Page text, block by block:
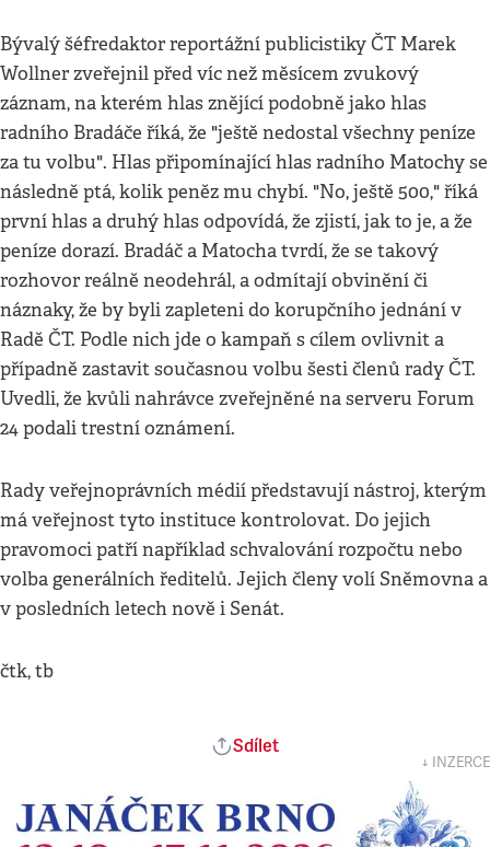
Bývalý šéfredaktor reportážní publicistiky ČT Marek
Wollner zveřejnil před víc než měsícem zvukový
záznam, na kterém hlas znějící podobně jako hlas
radního Bradáče říká, že "ještě nedostal všechny peníze
za tu volbu". Hlas připomínající hlas radního Matochy se
následně ptá, kolik peněz mu chybí. "No, ještě 500," říká
první hlas a druhý hlas odpovídá, že zjistí, jak to je, a že
peníze dorazí. Bradáč a Matocha tvrdí, že se takový
rozhovor reálně neodehrál, a odmítají obvinění či
náznaky, že by byli zapleteni do korupčního jednání v
Radě ČT. Podle nich jde o kampaň s cílem ovlivnit a
případně zastavit současnou volbu šesti členů rady ČT.
Uvedli, že kvůli nahrávce zveřejněné na serveru Forum
24 podali trestní oznámení.
Rady veřejnoprávních médií představují nástroj, kterým
má veřejnost tyto instituce kontrolovat. Do jejich
pravomoci patří například schvalování rozpočtu nebo
volba generálních ředitelů. Jejich členy volí Sněmovna a
v posledních letech nově i Senát.
čtk, tb
Sdílet
↓ INZERCE